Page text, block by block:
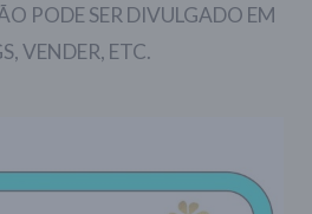
PODE SER DIVULGADO EM
VENDER, ETC.